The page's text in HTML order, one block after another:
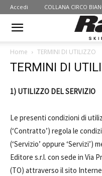
Accedi COLLANA CIRCO
Home TERMINI DI UTILIZZO
TERMINI DI
1) UTILIZZO DEL SERVIZIO
Le presenti condizioni di
(‘Contratto’) regola le
(‘Servizio’ oppure ‘Servizi’)
Editore s.r.l. con sede in Via
(TO) attraverso il sito